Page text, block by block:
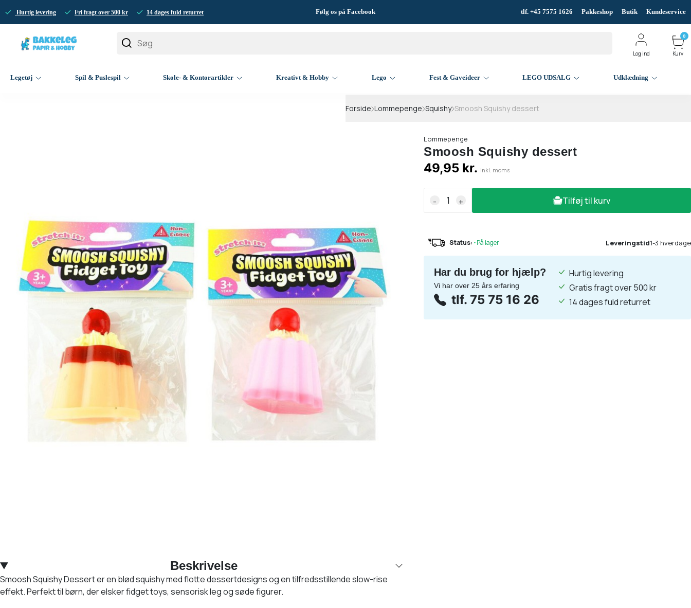
Hurtig levering Fri fragt over 500 kr 14 dages fuld returret Følg os på Facebook tlf. +45 7575 1626 Pakkeshop Butik Kundeservice
Log ind
0
Kurv
Legetøj Spil & Puslespil Skole- & Kontorartikler Kreativt & Hobby Lego Fest & Gaveideer LEGO UDSALG Udklædning
Forside Lommepenge Squishy Smoosh Squishy dessert
Beskrivelse
Smoosh Squishy Dessert er en blød squishy med flotte dessertdesigns og en tilfredsstillende slow-rise
effekt. Perfekt til børn, der elsker fidget toys, sensorisk leg og søde figurer.
Lommepenge
Smoosh Squishy dessert
49,95 kr. Inkl. moms
- + Tilføj til kurv
Status: •På lager Leveringstid1-3 hverdage
Har du brug for hjælp?
Vi har over 25 års erfaring
tlf. 75 75 16 26
Hurtig levering
Gratis fragt over 500 kr
14 dages fuld returret